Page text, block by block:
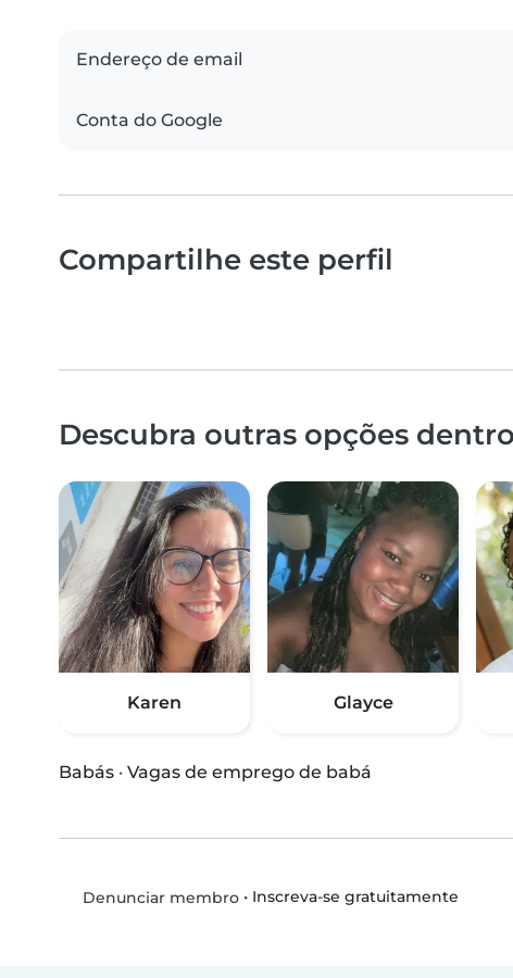
Endereço de email
Conta do Google
Compartilhe este perfil
Descubra outras opções
Karen Glayce
Babás · Vagas de emprego de babá
Denunciar membro• Inscreva-se gratuitamente